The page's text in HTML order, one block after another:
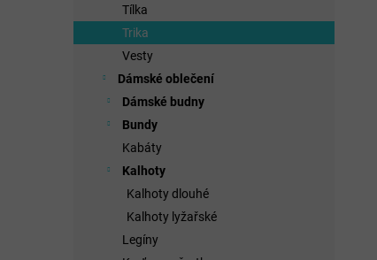
Tílka
Trika
Vesty
Dámské oblečení
Dámské budny
Bundy
Kabáty
Kalhoty
Kalhoty dlouhé
Kalhoty lyžařské
Legíny